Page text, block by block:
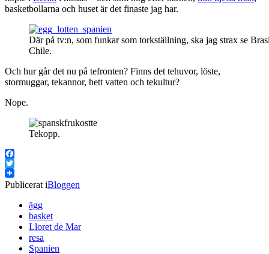
basketbollarna och huset är det finaste jag har.
Där på tv:n, som funkar som torkställning, ska jag strax se
Chile.
Och hur går det nu på tefronten? Finns det tehuvor, löste,
stormuggar, tekannor, hett vatten och tekultur?
Nope.
Tekopp.
Facebook
Twitter
Publicerat iBloggen
ägg
basket
Lloret de Mar
resa
Spanien